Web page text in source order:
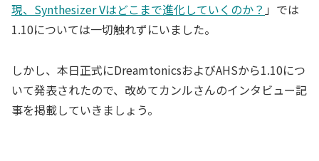
現、Synthesizer Vはどこまで進化していくのか？ 」では
1.10については一切触れずにいました。
しかし、本日正式にDreamtonicsおよびAHSから1.10につ
いて発表されたので、改めてカンルさんのインタビュー記
事を掲載していきましょう。